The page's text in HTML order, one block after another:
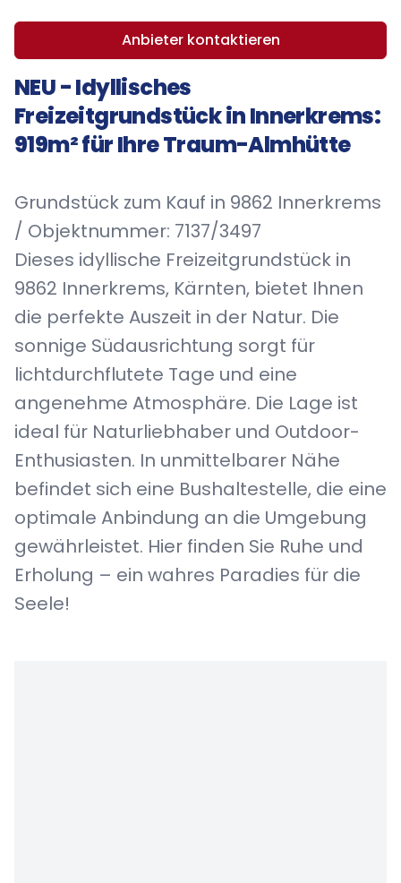
Anbieter kontaktieren
NEU - Idyllisches
Freizeitgrundstück in Innerkrems:
919m² für Ihre Traum-Almhütte
Grundstück zum Kauf in 9862 Innerkrems
/ Objektnummer: 7137/3497
Dieses idyllische Freizeitgrundstück in
9862 Innerkrems, Kärnten, bietet Ihnen
die perfekte Auszeit in der Natur. Die
sonnige Südausrichtung sorgt für
lichtdurchflutete Tage und eine
angenehme Atmosphäre. Die Lage ist
ideal für Naturliebhaber und Outdoor-
Enthusiasten. In unmittelbarer Nähe
befindet sich eine Bushaltestelle, die eine
optimale Anbindung an die Umgebung
gewährleistet. Hier finden Sie Ruhe und
Erholung – ein wahres Paradies für die
Seele!